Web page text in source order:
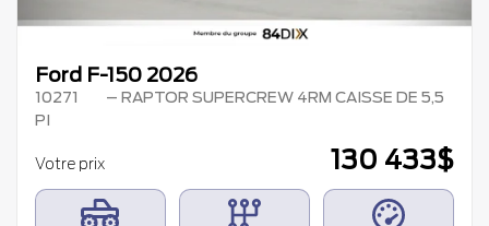
Ford F-150 2026
10271
– RAPTOR SUPERCREW 4RM CAISSE DE 5,5
PI
Votre prix 130 433$